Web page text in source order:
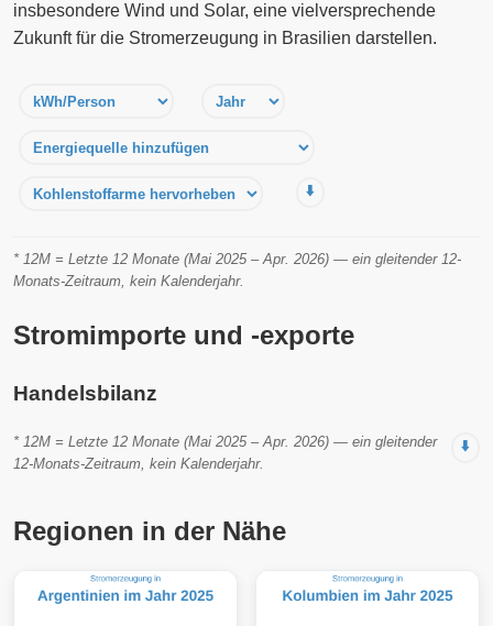
insbesondere Wind und Solar, eine vielversprechende
Zukunft für die Stromerzeugung in Brasilien darstellen.
⬇️
* 12M = Letzte 12 Monate (Mai 2025 – Apr. 2026) — ein gleitender 12-
Monats-Zeitraum, kein Kalenderjahr.
Stromimporte und -exporte
Handelsbilanz
⬇️
* 12M = Letzte 12 Monate (Mai 2025 – Apr. 2026) — ein gleitender
12-Monats-Zeitraum, kein Kalenderjahr.
Regionen in der Nähe